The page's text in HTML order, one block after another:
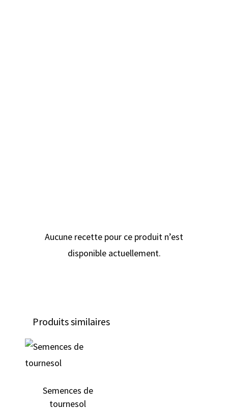
Aucune recette pour ce produit n’est
disponible actuellement.
Produits similaires
Semences de
tournesol